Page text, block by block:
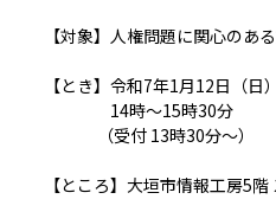
【対象】人権問題に関心のあ
【とき】令和7年1月12日（日）
14時～15時30分
（受付 13時30分～）
【ところ】大垣市情報工房5